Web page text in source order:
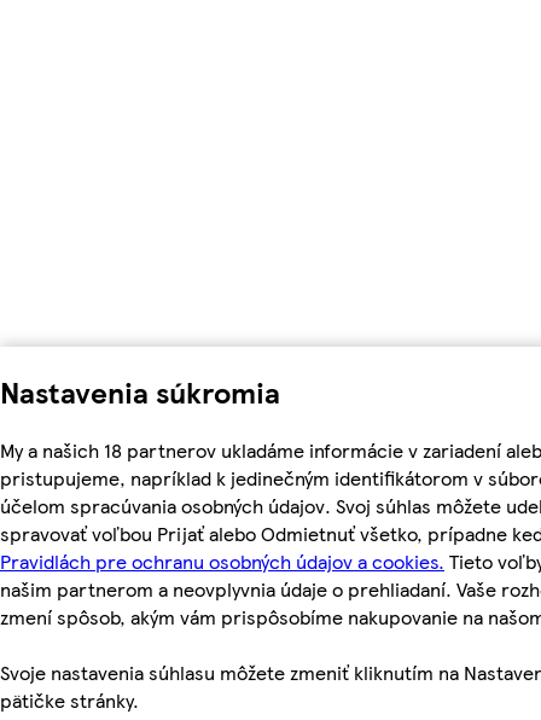
Nastavenia súkromia
My a našich 18 partnerov ukladáme informácie v zariadení
pristupujeme, napríklad k jedinečným identifikátorom v
účelom spracúvania osobných údajov. Svoj súhlas môžete
spravovať voľbou Prijať alebo Odmietnuť všetko, prípadne
Pravidlách pre ochranu osobných údajov a cookies. Tieto
našim partnerom a neovplyvnia údaje o prehliadaní. Vaše
zmení spôsob, akým vám prispôsobíme nakupovanie na
Svoje nastavenia súhlasu môžete zmeniť kliknutím na
pätičke stránky.